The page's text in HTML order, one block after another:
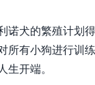
诺犬的繁殖计划
所有小狗进行训
开端。